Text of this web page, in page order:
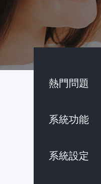
熱門問題
系統功能
系統設定